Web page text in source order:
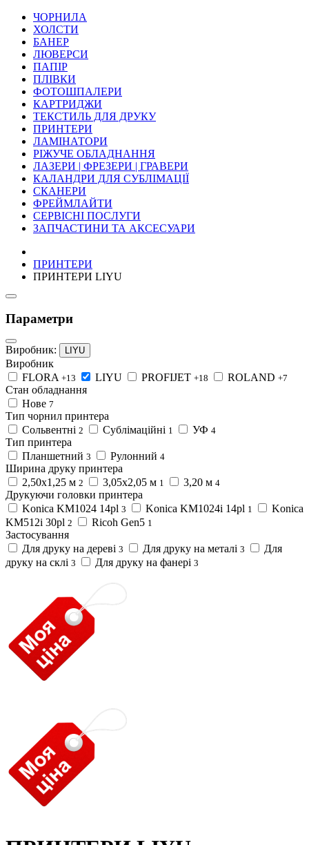
ЧОРНИЛА
ХОЛСТИ
БАНЕР
ЛЮВЕРСИ
ПАПІР
ПЛІВКИ
ФОТОШПАЛЕРИ
КАРТРИДЖИ
ТЕКСТИЛЬ ДЛЯ ДРУКУ
ПРИНТЕРИ
ЛАМІНАТОРИ
РІЖУЧЕ ОБЛАДНАННЯ
ЛАЗЕРИ | ФРЕЗЕРИ | ГРАВЕРИ
КАЛАНДРИ ДЛЯ СУБЛІМАЦІЇ
СКАНЕРИ
ФРЕЙМЛАЙТИ
СЕРВІСНІ ПОСЛУГИ
ЗАПЧАСТИНИ ТА АКСЕСУАРИ
ПРИНТЕРИ
ПРИНТЕРИ LIYU
Параметри
Виробник: LIYU
Виробник
FLORA +13 LIYU PROFIJET +18 ROLAND +7
Стан обладнання
Нове 7
Тип чорнил принтера
Сольвентні 2 Сублімаційні 1 УФ 4
Тип принтера
Планшетний 3 Рулонний 4
Ширина друку принтера
2,50x1,25 м 2 3,05х2,05 м 1 3,20 м 4
Друкуючи головки принтера
Konica KM1024 14pl 3 Konica KM1024i 14pl 1
Konica
KM512i 30pl 2 Ricoh Gen5 1
Застосування
Для друку на дереві 3 Для друку на металі 3
Для
друку на склі 3 Для друку на фанері 3